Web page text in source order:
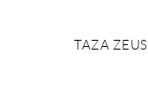
TAZA